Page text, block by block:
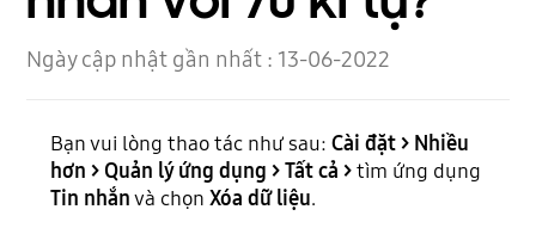
Ngày cập nhật gần nhất : 13-06-2022
Bạn vui lòng thao tác như sau:Cài đặt > Nhiều
hơn > Quản lý ứng dụng > Tất cả >tìm ứng dụng
Tin nhắnvà chọnXóa dữ liệu.